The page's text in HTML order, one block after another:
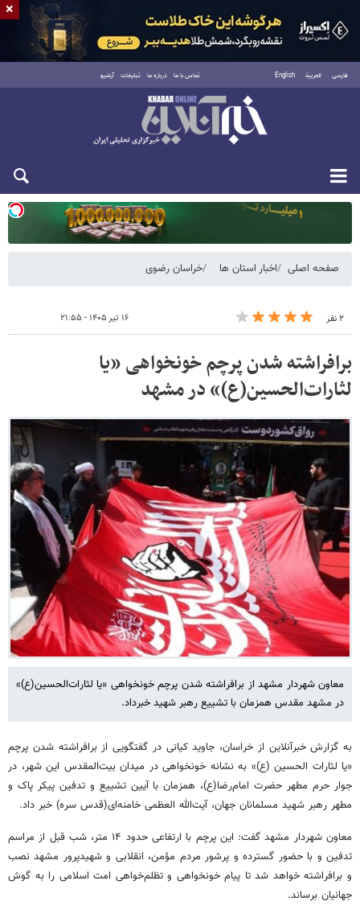
فارسی العربية English تماس با ما درباره ما تبلیغات آرشیو
یکشنبه ۱۸ مرداد ۱۴۰۵
صفحه اصلی اخبار استان ها خراسان رضوی
۲ نفر ۱۶ تیر ۱۴۰۵ - ۲۱:۵۵
برافراشته شدن پرچم خونخواهی «یا
لثارات‌الحسین(ع)» در مشهد
معاون شهردار مشهد از برافراشته شدن پرچم خونخواهی «یا لثارات‌الحسین(ع)»
در مشهد مقدس همزمان با تشییع رهبر شهید خبرداد.
به گزارش خبرآنلاین از خراسان، جاوید کیانی در گفتگویی از برافراشته شدن پرچم
«یا لثارات الحسین (ع)» به نشانه خونخواهی در میدان بیت‌المقدس این شهر، در
جوار حرم مطهر حضرت امام‌رضا(ع)، همزمان با آیین تشییع و تدفین پیکر پاک و
مطهر رهبر شهید مسلمانان جهان، آیت‌الله العظمی خامنه‌ای(قدس سره) خبر داد.
معاون شهردار مشهد گفت: این پرچم با ارتفاعی حدود ۱۴ متر، شب قبل از مراسم
تدفین و با حضور گسترده و پرشور مردم مؤمن، انقلابی و شهیدپرور مشهد نصب
و برافراشته خواهد شد تا پیام خونخواهی و تظلم‌خواهی امت اسلامی را به گوش
جهانیان برساند.
×